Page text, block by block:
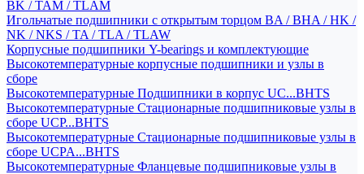
BK / TAM / TLAM
Игольчатые подшипники с открытым торцом BA / BHA / HK /
NK / NKS / TA / TLA / TLAW
Корпусные подшипники Y-bearings и комплектующие
Высокотемпературные корпусные подшипники и узлы в
сборе
Высокотемпературные Подшипники в корпус UC...BHTS
Высокотемпературные Стационарные подшипниковые узлы в
сборе UCP...BHTS
Высокотемпературные Стационарные подшипниковые узлы в
сборе UCPA...BHTS
Высокотемпературные Фланцевые подшипниковые узлы в